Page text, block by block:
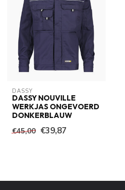
DASSY
DASSY NOUVILLE
WERKJAS ONGEVOERD
DONKERBLAUW
€45,00 €39,87